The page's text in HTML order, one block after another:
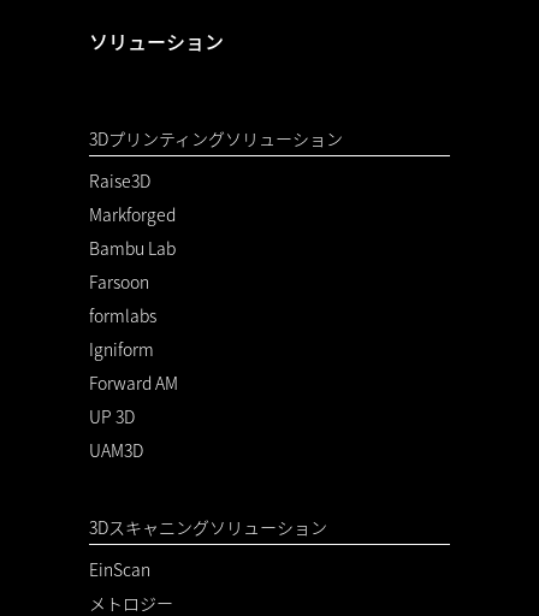
ソリューション
3Dプリンティングソリューション
Raise3D
Markforged
Bambu Lab
Farsoon
formlabs
Igniform
Forward AM
UP 3D
UAM3D
3Dスキャニングソリューション
EinScan
メトロジー